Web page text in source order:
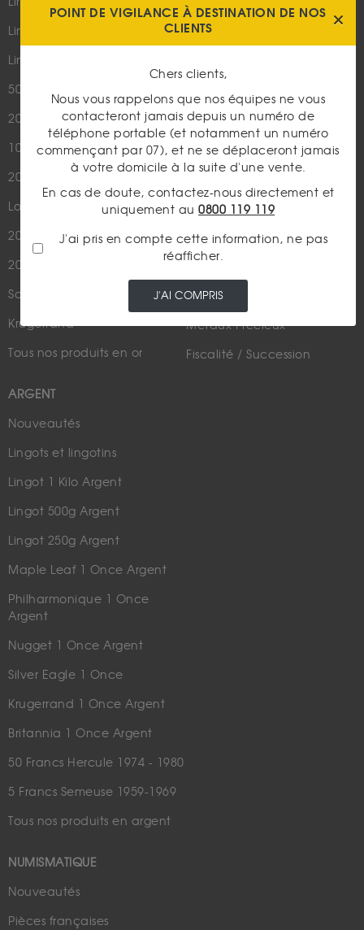
Lingotin 1 Once Or
Lingotin 1g Or
50 Pesos Or
20 Francs Napoléon
10 Francs Napoléon
20 Francs Marianne Coq
Louis d'Or - 20 Francs Or
20 Dollars US
20 Francs Suisse
Souverain
Krugerrand
Tous nos produits en or
ARGENT
Nouveautés
Lingots et lingotins
Lingot 1 Kilo Argent
Lingot 500g Argent
Lingot 250g Argent
Maple Leaf 1 Once Argent
Philharmonique 1 Once
Argent
Nugget 1 Once Argent
Silver Eagle 1 Once
Krugerrand 1 Once Argent
Britannia 1 Once Argent
50 Francs Hercule 1974 - 1980
5 Francs Semeuse 1959-1969
Tous nos produits en argent
NUMISMATIQUE
Nouveautés
Pièces françaises
Qui sommes-nous ?
Plan du site
Nous contacter
LES ACTUALITÉS
Or
Cours de l'or
Numismatique
Actualités financières
Métaux Précieux
Fiscalité / Succession
POINT DE VIGILANCE À DESTINATION DE NOS
CLIENTS
Chers clients,
Nous vous rappelons que nos équipes ne vous
contacteront jamais depuis un numéro de
téléphone portable (et notamment un numéro
commençant par 07), et ne se déplaceront jamais
à votre domicile à la suite d'une vente.
En cas de doute, contactez-nous directement et
uniquement au 0800 119 119
J'ai pris en compte cette information, ne pas
réafficher.
J'AI COMPRIS